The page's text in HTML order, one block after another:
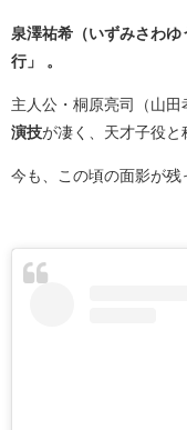
泉澤祐希（いずみさわ
行」 。
主人公・桐原亮司（山
演技が凄く、天才子役と
今も、この頃の面影が残